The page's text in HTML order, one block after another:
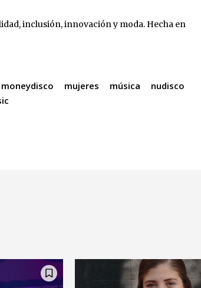
inclusión, innovación y moda. Hecha en
moneydisco mujeres música
nudisco